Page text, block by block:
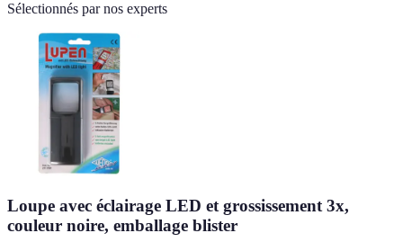
Sélectionnés par nos experts
Loupe avec éclairage LED et grossissement 3x,
couleur noire, emballage blister